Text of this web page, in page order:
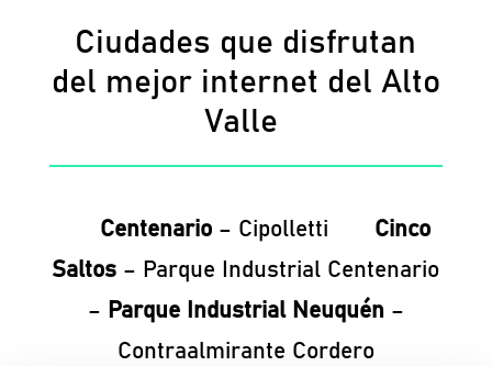
Ciudades que disfrutan
del mejor internet del Alto
Valle
Centenario – Cipolletti
Cinco
Saltos – Parque Industrial Centenario
– Parque Industrial Neuquén –
Contraalmirante Cordero